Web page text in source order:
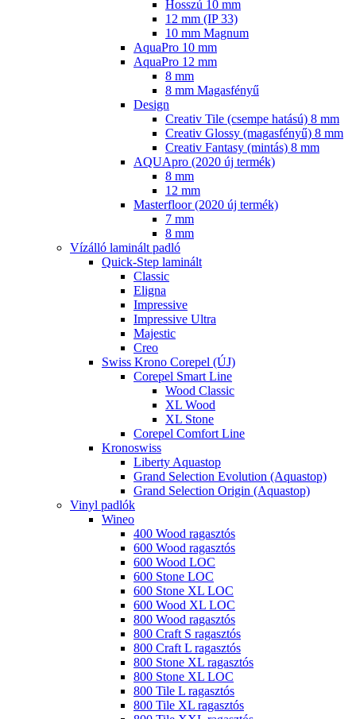
Hosszú 10 mm
12 mm (IP 33)
10 mm Magnum
AquaPro 10 mm
AquaPro 12 mm
8 mm
8 mm Magasfényű
Design
Creativ Tile (csempe hatású) 8 mm
Creativ Glossy (magasfényű) 8 mm
Creativ Fantasy (mintás) 8 mm
AQUApro (2020 új termék)
8 mm
12 mm
Masterfloor (2020 új termék)
7 mm
8 mm
Vízálló laminált padló
Quick-Step laminált
Classic
Eligna
Impressive
Impressive Ultra
Majestic
Creo
Swiss Krono Corepel (ÚJ)
Corepel Smart Line
Wood Classic
XL Wood
XL Stone
Corepel Comfort Line
Kronoswiss
Liberty Aquastop
Grand Selection Evolution (Aquastop)
Grand Selection Origin (Aquastop)
Vinyl padlók
Wineo
400 Wood ragasztós
600 Wood ragasztós
600 Wood LOC
600 Stone LOC
600 Stone XL LOC
600 Wood XL LOC
800 Wood ragasztós
800 Craft S ragasztós
800 Craft L ragasztós
800 Stone XL ragasztós
800 Stone XL LOC
800 Tile L ragasztós
800 Tile XL ragasztós